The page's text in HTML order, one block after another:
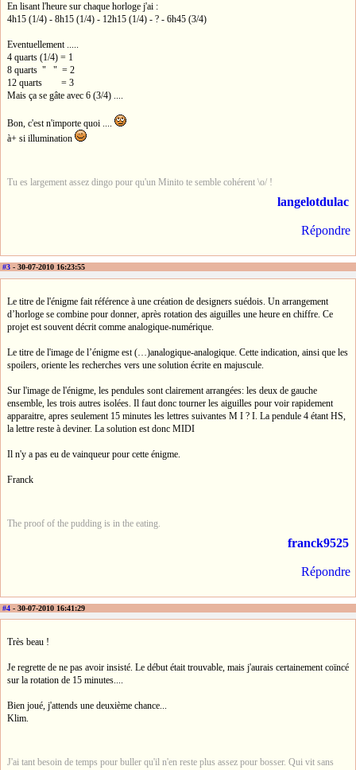
En lisant l'heure sur chaque horloge j'ai :
4h15 (1/4) - 8h15 (1/4) - 12h15 (1/4) - ? - 6h45 (3/4)
Eventuellement .....
4 quarts (1/4) = 1
8 quarts " " = 2
12 quarts = 3
Mais ça se gâte avec 6 (3/4) ....
Bon, c'est n'importe quoi ....
à+ si illumination
Tu es largement assez dingo pour qu'un Minito te semble cohérent \o/ !
langelotdulac
Répondre
#3 - 30-07-2010 16:23:55
Le titre de l'énigme fait référence à une création de designers suédois. Un arrangement
d’horloge se combine pour donner, après rotation des aiguilles une heure en chiffre. Ce
projet est souvent décrit comme analogique-numérique.
Le titre de l'image de l’énigme est (…)analogique-analogique. Cette indication, ainsi que les
spoilers, oriente les recherches vers une solution écrite en majuscule.
Sur l'image de l'énigme, les pendules sont clairement arrangées: les deux de gauche
ensemble, les trois autres isolées. Il faut donc tourner les aiguilles pour voir rapidement
apparaitre, apres seulement 15 minutes les lettres suivantes M I ? I. La pendule 4 étant HS,
la lettre reste à deviner. La solution est donc MIDI
Il n'y a pas eu de vainqueur pour cette énigme.
Franck
The proof of the pudding is in the eating.
franck9525
Répondre
#4 - 30-07-2010 16:41:29
Très beau !
Je regrette de ne pas avoir insisté. Le début était trouvable, mais j'aurais certainement coïncé
sur la rotation de 15 minutes....
Bien joué, j'attends une deuxième chance...
Klim.
J'ai tant besoin de temps pour buller qu'il n'en reste plus assez pour bosser. Qui vit sans